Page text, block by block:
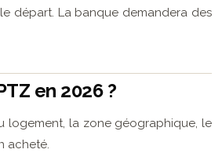
départ. La banque demandera des
en 2026 ?
logement, la zone géographique, le
acheté.